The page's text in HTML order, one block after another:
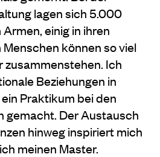
lagen sich 5.000
einig in ihren
können so viel
zusammenstehen. Ich
Beziehungen in
Praktikum bei den
gemacht. Der Austausch
hinweg inspiriert mich
meinen Master.